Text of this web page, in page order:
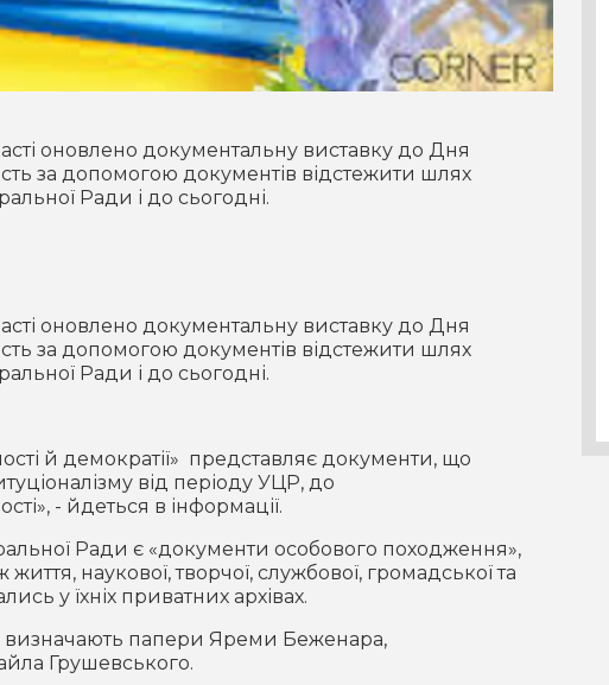
оновлено документальну виставку до Дня
за допомогою документів відстежити шлях
Ради і до сьогодні.
оновлено документальну виставку до Дня
за допомогою документів відстежити шлях
Ради і до сьогодні.
й демократії» представляє документи, що
від періоду УЦР, до
- йдеться в інформації.
Ради є «документи особового походження»,
наукової, творчої, службової, громадської та
у їхніх приватних архівах.
визначають папери Яреми Беженара,
Грушевського.